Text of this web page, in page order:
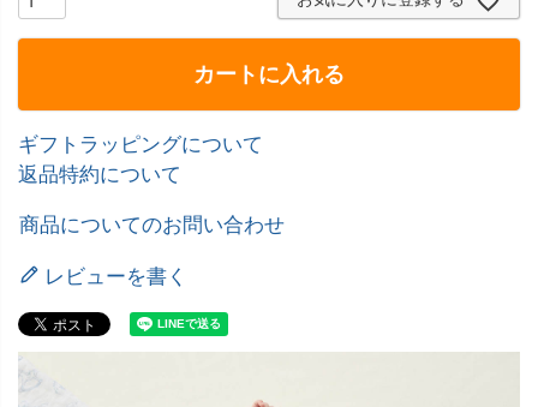
カートに入れる
ギフトラッピングについて
返品特約について
商品についてのお問い合わせ
レビューを書く